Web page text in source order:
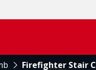
Firefighter Stair